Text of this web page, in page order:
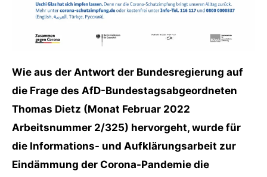
Wie aus der Antwort der Bundesregierung auf
die Frage des AfD-Bundestagsabgeordneten
Thomas Dietz (Monat Februar 2022
Arbeitsnummer 2/325) hervorgeht, wurde für
die Informations- und Aufklärungsarbeit zur
Eindämmung der Corona-Pandemie die